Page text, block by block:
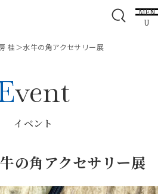
MEN
U
桂＞水牛の角アクセサリー展
Event
イベント
の角アクセサリー展